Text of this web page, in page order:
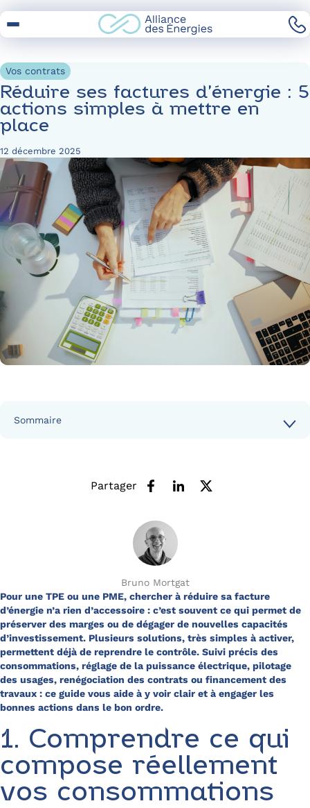
to
Vos contrats
Réduire ses factures d’énergie : 5
actions simples à mettre en
place
12 décembre 2025
Sommaire
Partager
Bruno Mortgat
Pour une TPE ou une PME, chercher à réduire sa facture
d’énergie n’a rien d’accessoire : c’est souvent ce qui permet de
préserver des marges ou de dégager de nouvelles capacités
d’investissement. Plusieurs solutions, très simples à activer,
permettent déjà de reprendre le contrôle. Suivi précis des
consommations, réglage de la puissance électrique, pilotage
des usages, renégociation des contrats ou financement des
travaux : ce guide vous aide à y voir clair et à engager les
bonnes actions dans le bon ordre.
1. Comprendre ce qui
compose réellement
vos consommations